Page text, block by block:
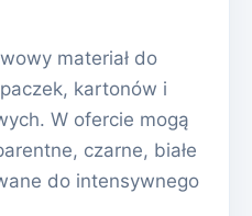
materiał do
kartonów i
W ofercie mogą
czarne, białe
do intensywnego